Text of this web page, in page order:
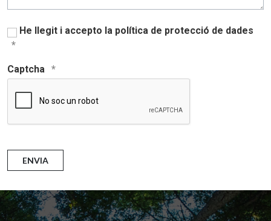
He llegit i accepto la política de protecció de dades
Captcha